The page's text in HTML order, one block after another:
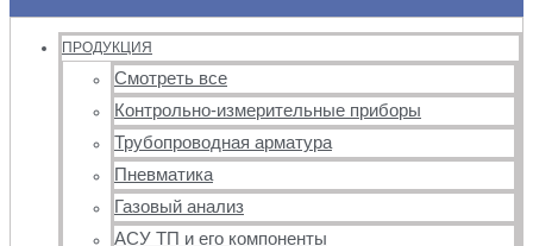
ПРОДУКЦИЯ
Смотреть все
Контрольно-измерительные приборы
Трубопроводная арматура
Пневматика
Газовый анализ
АСУ ТП и его компоненты